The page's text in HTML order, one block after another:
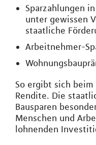
Sparzahlungen
unter gewissen
staatliche
Arbeitnehmer-
So ergibt sich
Rendite. Die
Bausparen
Menschen und
lohnenden